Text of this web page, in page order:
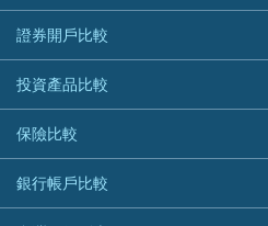
所有信用卡
精選推薦
國內外現金回饋
繳稅優惠
航空哩程回饋
加油優惠
分期零利率優惠
快速線上貸款推薦
最完整貸款資訊一次看
繳稅貸款
貸款計算機
車貸計算機
精選貸款推薦
信貸利率比較
證券開戶比較
台股證券戶
美股證券戶
投資產品比較
機器人投資
加密貨幣
外幣定存
保險比較
住宅險
汽車保險
銀行帳戶比較